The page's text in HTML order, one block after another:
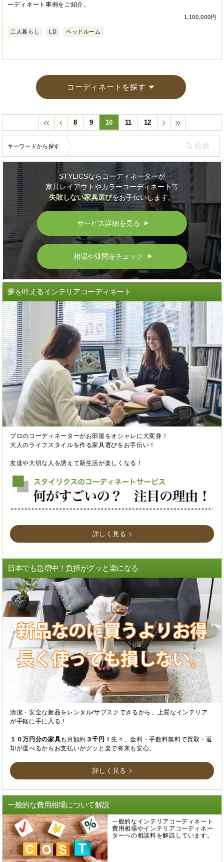
ーディネート事例をご紹介。
1,100,000円
二人暮らし LD ベッドルーム
コーディネートを探す
8 9 10 11 12
キーワードから探す
STYLICSならコーディネーターが
家具レイアウトやカラーコーディネート等
失敗しない家具選びをお手伝いします。
サービス詳細を見る ▲
相場や疑問をチェック ▲
夢を叶えるインテリアコーディネート
プロのコーディネーターがお部屋をオシャレに大変身！
大人のライフスタイルを作る家具選びをお手伝い！
友達や大切な人を誘えて新生活が楽しくなる！
詳しく見る
日本でも急増中！負担がグッと楽になる
清潔・安全な新品をレンタル/サブスクできるから、上質なインテリア
が手軽に手に入る！
１０万円分の家具も月額約 ３千円！先々、金利・手数料無料で買取・返
却が選べるからお支払いがグッと楽で将来も安心。
詳しく見る
一般的な費用相場について解説
一般的なインテリアコーディネート
費用相場やインテリアコーディネー
ターへの相談料を解説しています。